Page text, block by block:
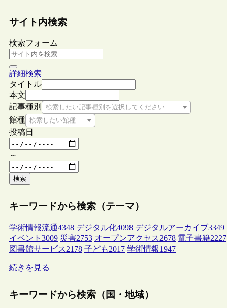
サイト内検索
検索フォーム
詳細検索
タイトル
本文
記事種別
検索したい記事種別を選択してください
館種 検索したい館種を選択してください
投稿日
～
検索
キーワードから検索（テーマ）
学術情報流通4348 デジタル化4098 デジタルアーカイブ3349
イベント 3009 災害2753 オープンアクセス2678 電子書籍2227
図書館サービス2178 子ども2017 学術情報1947
続きを見る
キーワードから検索（国・地域）